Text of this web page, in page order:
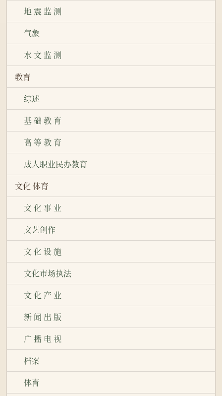
地 震 监 测
气象
水 文 监 测
教育
综述
基 础 教 育
高 等 教 育
成人职业民办教育
文化 体育
文 化 事 业
文艺创作
文 化 设 施
文化市场执法
文 化 产 业
新 闻 出 版
广 播 电 视
档案
体育